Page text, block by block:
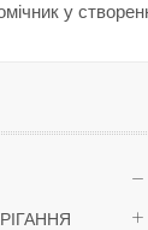
у